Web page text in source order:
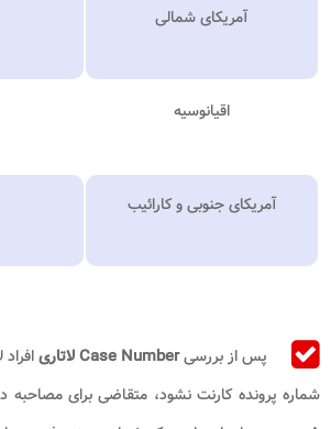
آمریکای شمالی
اقیانوسیه
آمریکای جنوبی و کارائیب
پس از بررسیCase Number لاتاری
شماره پرونده کارنت نشود، متقاضی برای